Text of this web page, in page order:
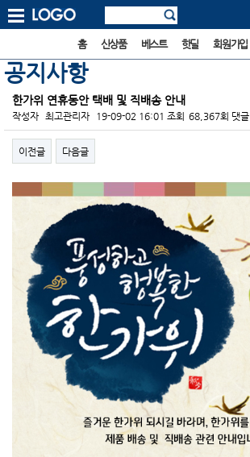
홈 신상품 베스트 핫딜 회원가입
공지사항
한가위 연휴동안 택배 및 직배송 안내
작성자 최고관리자 19-09-02 16:01 조회 68,367회 댓글
이전글 다음글